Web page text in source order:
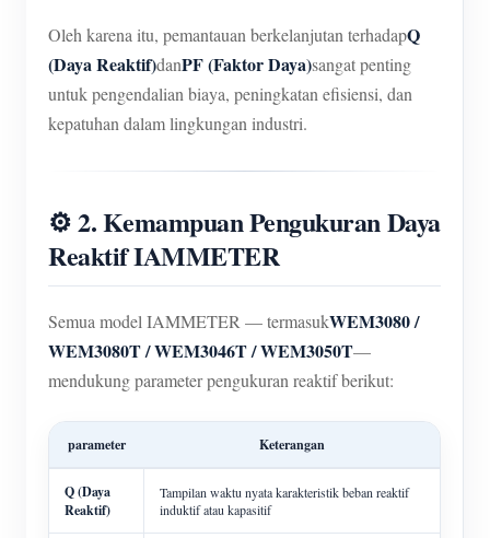
Oleh karena itu, pemantauan berkelanjutan terhadapQ
(Daya Reaktif)danPF (Faktor Daya)sangat penting
untuk pengendalian biaya, peningkatan efisiensi, dan
kepatuhan dalam lingkungan industri.
⚙️ 2. Kemampuan Pengukuran Daya
Reaktif IAMMETER
Semua model IAMMETER — termasukWEM3080 /
WEM3080T / WEM3046T / WEM3050T—
mendukung parameter pengukuran reaktif berikut:
parameter Keterangan
Q (Daya
Reaktif)
Tampilan waktu nyata karakteristik beban reaktif
induktif atau kapasitif